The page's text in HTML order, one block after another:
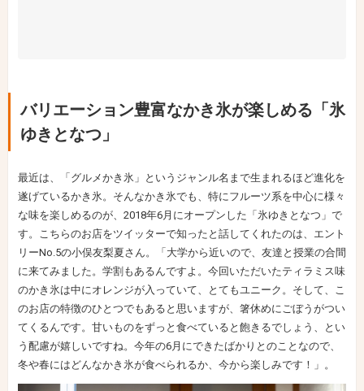
バリエーション豊富なかき氷が楽しめる「氷
ゆきとなつ」
最近は、「グルメかき氷」というジャンル名まで生まれるほど進化を
遂げているかき氷。そんなかき氷でも、特にフルーツ系を中心に様々
な味を楽しめるのが、2018年6月にオープンした「氷ゆきとなつ」で
す。こちらのお店をツイッターで知ったと話してくれたのは、エント
リーNo.5の小俣友梨夏さん。「大学から近いので、友達と授業の合間
に来てみました。学割もあるんですよ。今回いただいたティラミス味
のかき氷は中にオレンジが入っていて、とてもユニーク。そして、こ
のお店の特徴のひとつでもあると思いますが、箸休めにごぼうがつい
てくるんです。甘いものをずっと食べていると飽きるでしょう、とい
う配慮が嬉しいですね。今年の6月にできたばかりとのことなので、
冬や春にはどんなかき氷が食べられるか、今から楽しみです！」。